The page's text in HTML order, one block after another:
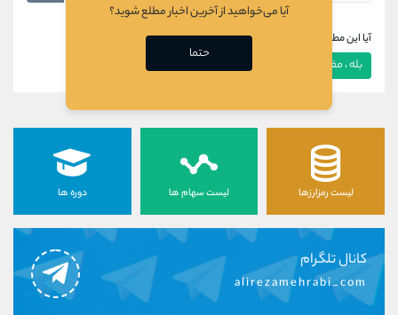
آیا این مطلب برای شما مفید بود؟
بله ، مفید بود خیر ، مفید نبود
لیست رمزارزها لیست سهام ها دوره ها
کانال تلگرام
alirezamehrabi_com
آیا می‌خواهید از آخرین اخبار مطلع شوید؟
حتما